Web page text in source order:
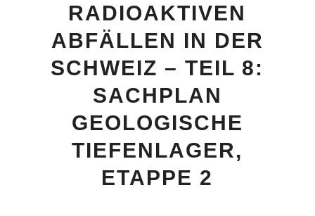
RADIOAKTIVEN
ABFÄLLEN IN DER
SCHWEIZ – TEIL 8:
SACHPLAN
GEOLOGISCHE
TIEFENLAGER,
ETAPPE 2